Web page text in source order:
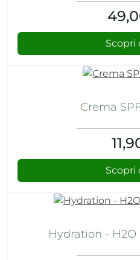
Scopri
Crema
Scopri
Hydration -